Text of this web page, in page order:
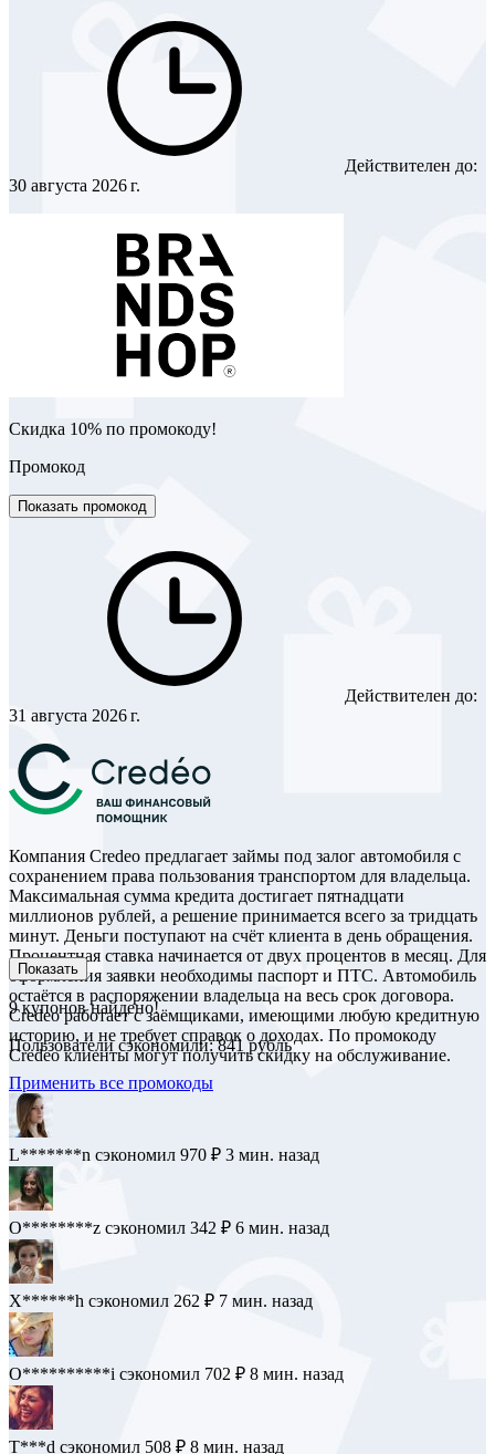
Действителен до:
30 августа 2026 г.
Скидка 10% по промокоду!
Промокод
Показать промокод
Действителен до:
31 августа 2026 г.
Компания Credeo предлагает займы под залог автомобиля с
сохранением права пользования транспортом для владельца.
Максимальная сумма кредита достигает пятнадцати
миллионов рублей, а решение принимается всего за тридцать
минут. Деньги поступают на счёт клиента в день обращения.
Процентная ставка начинается от двух процентов в месяц. Для
оформления заявки необходимы паспорт и ПТС. Автомобиль
остаётся в распоряжении владельца на весь срок договора.
Credeo работает с заёмщиками, имеющими любую кредитную
историю, и не требует справок о доходах. По промокоду
Credeo клиенты могут получить скидку на обслуживание.
Показать
9купонов найдено!
Пользователи сэкономили: 841 рубль
Применить все промокоды
L*******n сэкономил 970 ₽ 3 мин. назад
O********z сэкономил 342 ₽ 6 мин. назад
X******h сэкономил 262 ₽ 7 мин. назад
O**********i сэкономил 702 ₽ 8 мин. назад
T***d сэкономил 508 ₽ 8 мин. назад